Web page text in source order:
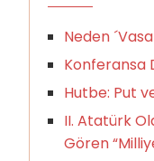
Neden
Konferansa
Hutbe: Put
II. Atatürk
Gören